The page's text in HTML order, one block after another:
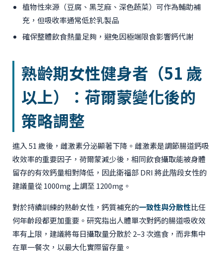
植物性來源（豆腐、黑芝麻、深色蔬菜）可作為輔助補
充，但吸收率通常低於乳製品
確保整體飲食熱量足夠，避免因極端限食影響鈣代謝
熟齡期女性健身者（51 歲
以上）：荷爾蒙變化後的
策略調整
進入 51 歲後，雌激素分泌顯著下降。雌激素是調節腸道鈣吸
收效率的重要因子，荷爾蒙減少後，相同飲食攝取能被身體
留存的有效鈣量相對降低，因此衛福部 DRI 將此階段女性的
建議量從 1000mg 上調至 1200mg。
對於持續訓練的熟齡女性，鈣質補充的一致性與分散性比任
何年齡段都更加重要。研究指出人體單次對鈣的腸道吸收效
率有上限，建議將每日攝取量分散於 2–3 次進食，而非集中
在單一餐次，以最大化實際留存量。